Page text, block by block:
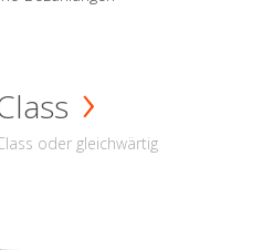
oder gleichwärtig